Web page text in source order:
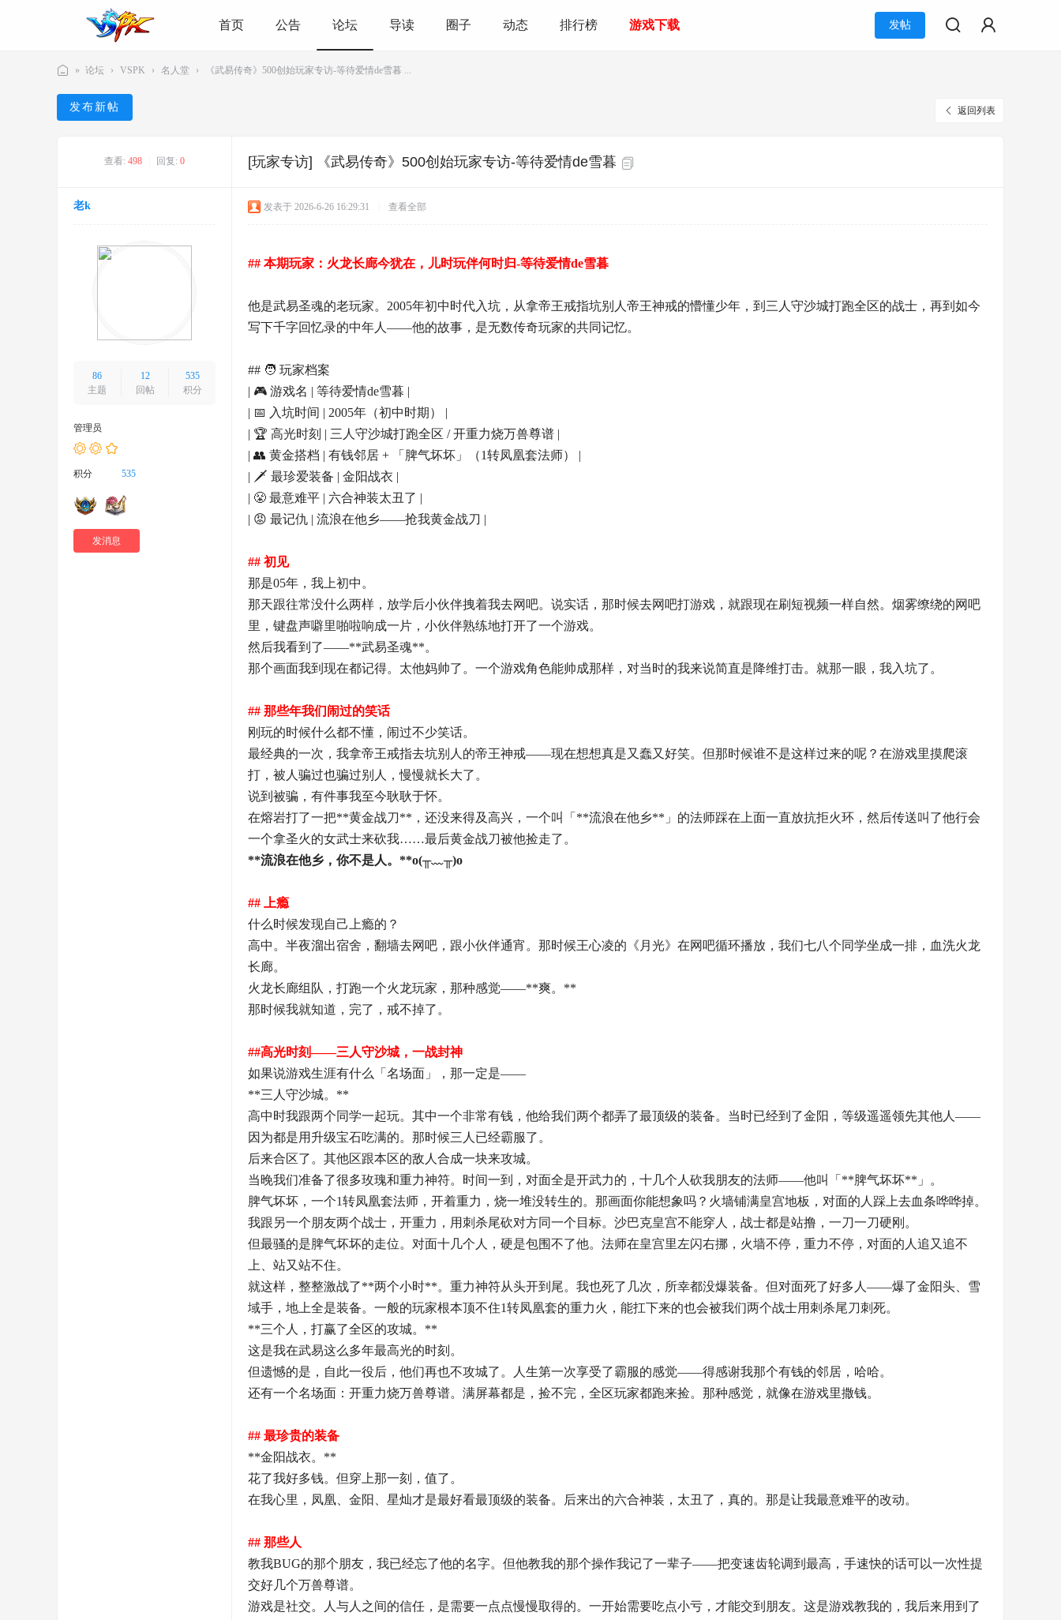
首页 公告 论坛 导读 圈子 动态 排行榜 游戏下载 发帖
V
» 论坛 › VSPK › 名人堂 › 《武易传奇》500创始玩家专访-等待爱情de雪暮 ...
返回列表
发布新帖
查看: 498 回复: 0 [玩家专访] 《武易传奇》500创始玩家专访-等待爱情de雪暮
老k
86
主题
12
回帖
535
积分
管理员
积分 535
发消息
发表于 2026-6-26 16:29:31 查看全部
## 本期玩家：火龙长廊今犹在，儿时玩伴何时归-等待爱情de雪暮
他是武易圣魂的老玩家。2005年初中时代入坑，从拿帝王戒指坑别人帝王神戒的懵懂少年，到三人守沙城打跑全区的战士，再到如今
写下千字回忆录的中年人——他的故事，是无数传奇玩家的共同记忆。
## 🧑 玩家档案
| 🎮 游戏名 | 等待爱情de雪暮 |
| 📅 入坑时间 | 2005年（初中时期） |
| 🏆 高光时刻 | 三人守沙城打跑全区 / 开重力烧万兽尊谱 |
| 👥 黄金搭档 | 有钱邻居 + 「脾气坏坏」（1转凤凰套法师） |
| 🗡️ 最珍爱装备 | 金阳战衣 |
| 😤 最意难平 | 六合神装太丑了 |
| 😡 最记仇 | 流浪在他乡——抢我黄金战刀 |
## 初见
那是05年，我上初中。
那天跟往常没什么两样，放学后小伙伴拽着我去网吧。说实话，那时候去网吧打游戏，就跟现在刷短视频一样自然。烟雾缭绕的网吧
里，键盘声噼里啪啦响成一片，小伙伴熟练地打开了一个游戏。
然后我看到了——**武易圣魂**。
那个画面我到现在都记得。太他妈帅了。一个游戏角色能帅成那样，对当时的我来说简直是降维打击。就那一眼，我入坑了。
## 那些年我们闹过的笑话
刚玩的时候什么都不懂，闹过不少笑话。
最经典的一次，我拿帝王戒指去坑别人的帝王神戒——现在想想真是又蠢又好笑。但那时候谁不是这样过来的呢？在游戏里摸爬滚
打，被人骗过也骗过别人，慢慢就长大了。
说到被骗，有件事我至今耿耿于怀。
在熔岩打了一把**黄金战刀**，还没来得及高兴，一个叫「**流浪在他乡**」的法师踩在上面一直放抗拒火环，然后传送叫了他行会
一个拿圣火的女武士来砍我……最后黄金战刀被他捡走了。
**流浪在他乡，你不是人。**o(╥﹏╥)o
## 上瘾
什么时候发现自己上瘾的？
高中。半夜溜出宿舍，翻墙去网吧，跟小伙伴通宵。那时候王心凌的《月光》在网吧循环播放，我们七八个同学坐成一排，血洗火龙
长廊。
火龙长廊组队，打跑一个火龙玩家，那种感觉——**爽。**
那时候我就知道，完了，戒不掉了。
##高光时刻——三人守沙城，一战封神
如果说游戏生涯有什么「名场面」，那一定是——
**三人守沙城。**
高中时我跟两个同学一起玩。其中一个非常有钱，他给我们两个都弄了最顶级的装备。当时已经到了金阳，等级遥遥领先其他人——
因为都是用升级宝石吃满的。那时候三人已经霸服了。
后来合区了。其他区跟本区的敌人合成一块来攻城。
当晚我们准备了很多玫瑰和重力神符。时间一到，对面全是开武力的，十几个人砍我朋友的法师——他叫「**脾气坏坏**」。
脾气坏坏，一个1转凤凰套法师，开着重力，烧一堆没转生的。那画面你能想象吗？火墙铺满皇宫地板，对面的人踩上去血条哗哗掉。
我跟另一个朋友两个战士，开重力，用刺杀尾砍对方同一个目标。沙巴克皇宫不能穿人，战士都是站撸，一刀一刀硬刚。
但最骚的是脾气坏坏的走位。对面十几个人，硬是包围不了他。法师在皇宫里左闪右挪，火墙不停，重力不停，对面的人追又追不
上、站又站不住。
就这样，整整激战了**两个小时**。重力神符从头开到尾。我也死了几次，所幸都没爆装备。但对面死了好多人——爆了金阳头、雪
域手，地上全是装备。一般的玩家根本顶不住1转凤凰套的重力火，能扛下来的也会被我们两个战士用刺杀尾刀刺死。
**三个人，打赢了全区的攻城。**
这是我在武易这么多年最高光的时刻。
但遗憾的是，自此一役后，他们再也不攻城了。人生第一次享受了霸服的感觉——得感谢我那个有钱的邻居，哈哈。
还有一个名场面：开重力烧万兽尊谱。满屏幕都是，捡不完，全区玩家都跑来捡。那种感觉，就像在游戏里撒钱。
## 最珍贵的装备
**金阳战衣。**
花了我好多钱。但穿上那一刻，值了。
在我心里，凤凰、金阳、星灿才是最好看最顶级的装备。后来出的六合神装，太丑了，真的。那是让我最意难平的改动。
## 那些人
教我BUG的那个朋友，我已经忘了他的名字。但他教我的那个操作我记了一辈子——把变速齿轮调到最高，手速快的话可以一次性提
交好几个万兽尊谱。
游戏是社交。人与人之间的信任，是需要一点点慢慢取得的。一开始需要吃点小亏，才能交到朋友。这是游戏教我的，我后来用到了